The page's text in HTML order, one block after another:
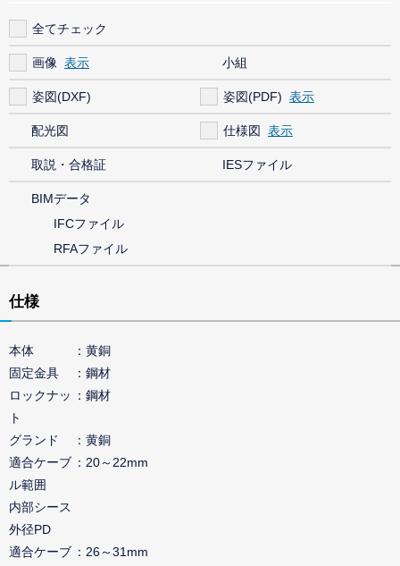
全てチェック
画像 小組
姿図(DXF) 姿図(PDF)
配光図 仕様図
取説・合格証 IESファイル
BIMデータ
IFCファイル
RFAファイル
仕様
本体
黄銅
固定金具
鋼材
ロックナッ
ト
鋼材
グランド
黄銅
適合ケーブ
ル範囲
内部シース
外径PD
20～22mm
適合ケーブ
26～31mm